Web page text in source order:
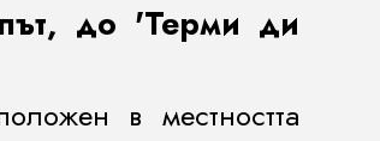
до 'Терми ди
в местността